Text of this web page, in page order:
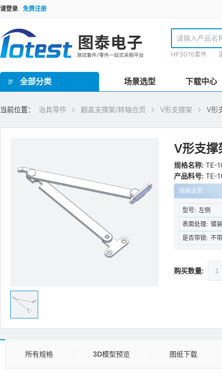
请登录 免费注册
HP3070套件
全部分类 场景选型 下载中心
当前位置： 治具零件 翻盖支撑架/转轴合页 V形支撑架 V形
V形支撑
规格名称: TE-
产品料号: TE-
规格选型
型号: 左侧
表面处理: 镀
是否带锁: 不
购买数量:
所有规格 3D模型预览 图纸下载